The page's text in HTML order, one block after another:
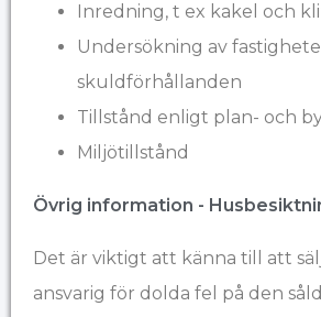
Inredning, t ex kakel och
Undersökning av
skuldförhållanden
Tillstånd enligt plan- och
Miljötillstånd
Övrig information -
Det är viktigt att känna till att
ansvarig för dolda fel på den